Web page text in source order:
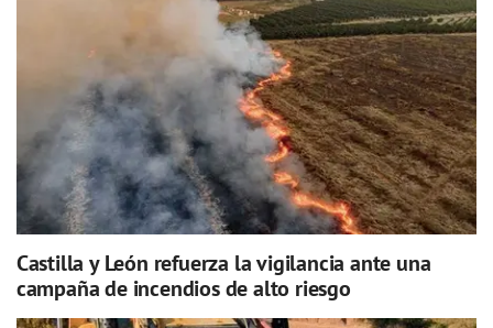
Castilla y León refuerza la vigilancia ante una
campaña de incendios de alto riesgo